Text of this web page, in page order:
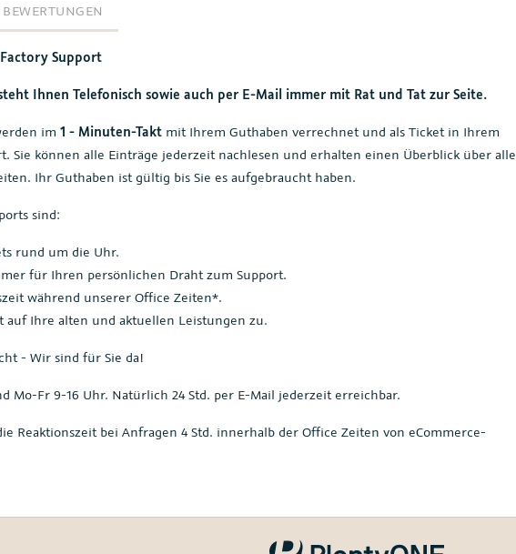
BEWERTUNGEN
Support
Ihnen Telefonisch sowie auch per E-Mail immer mit Rat und Tat zur Seite.
im 1 - Minuten-Takt mit Ihrem Guthaben verrechnet und als Ticket in Ihrem
Sie können alle Einträge jederzeit nachlesen und erhalten einen Überblick über alle
Ihr Guthaben ist gültig bis Sie es aufgebraucht haben.
sind:
rund um die Uhr.
für Ihren persönlichen Draht zum Support.
während unserer Office Zeiten*.
auf Ihre alten und aktuellen Leistungen zu.
- Wir sind für Sie da!
Mo-Fr 9-16 Uhr. Natürlich 24 Std. per E-Mail jederzeit erreichbar.
Reaktionszeit bei Anfragen 4 Std. innerhalb der Office Zeiten von eCommerce-